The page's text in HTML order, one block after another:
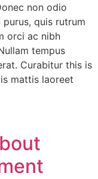
non odio
quis rutrum
orci ac nibh
tempus
Curabitur this is
mattis laoreet